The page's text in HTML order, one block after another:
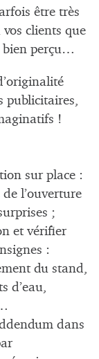
être très
clients que
bien perçu…
!
sur place :
l’ouverture
;
et vérifier
:
du stand,
d’eau,
dans